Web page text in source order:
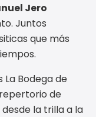
Jero
Juntos
que más
La Bodega de
de
la trilla a la